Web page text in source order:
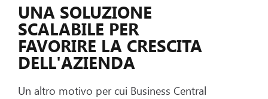
UNA SOLUZIONE
SCALABILE PER
FAVORIRE LA CRESCITA
DELL'AZIENDA
Un altro motivo per cui Business Central